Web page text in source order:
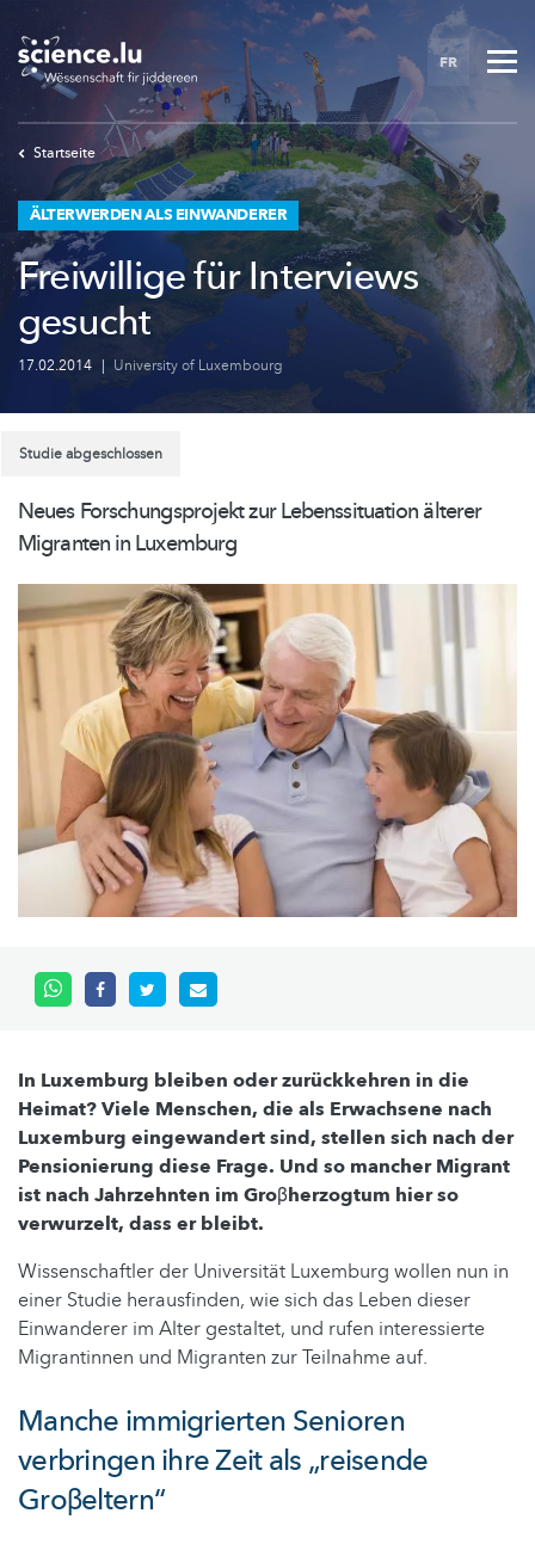
to
main
content
FR
Startseite
ÄLTERWERDEN ALS EINWANDERER
Freiwillige für Interviews
gesucht
17.02.2014 | University of Luxembourg
Studie abgeschlossen
Neues ForschungsprojektzurLebenssituationälterer
Migranten in Luxemburg
In Luxemburg bleiben oder zurückkehren in die
Heimat? Viele Menschen, die als Erwachsene nach
Luxemburg eingewandert sind, stellen sich nach der
Pensionierung diese Frage. Und so mancher Migrant
ist nach Jahrzehnten im Groβherzogtum hier so
verwurzelt, dass er bleibt.
Wissenschaftler der Universität Luxemburg wollen nun in
einer Studie herausfinden, wie sich das Leben dieser
Einwanderer im Alter gestaltet, und rufen interessierte
Migrantinnen und Migranten zur Teilnahme auf.
Manche immigrierten Senioren
verbringen ihre Zeit als „reisende
Groβeltern“